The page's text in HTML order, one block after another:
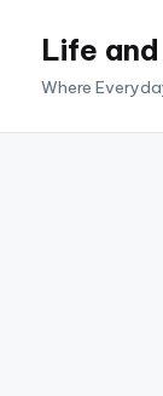
Life
Where